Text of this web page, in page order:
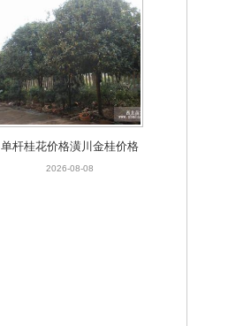
单杆桂花价格潢川金桂价格
常年供应各种桂花
2026-08-08